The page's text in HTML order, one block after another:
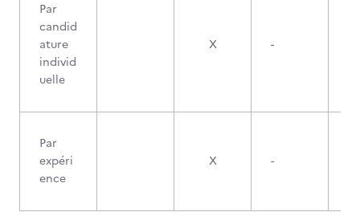
Par
candid
ature
individ
uelle
X -
Par
expéri
ence
X -